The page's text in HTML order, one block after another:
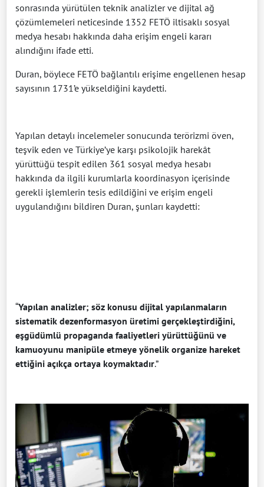
sonrasında yürütülen teknik analizler ve dijital ağ
çözümlemeleri neticesinde 1352 FETÖ iltisaklı sosyal
medya hesabı hakkında daha erişim engeli kararı
alındığını ifade etti.
Duran, böylece FETÖ bağlantılı erişime engellenen hesap
sayısının 1731’e yükseldiğini kaydetti.
Yapılan detaylı incelemeler sonucunda terörizmi öven,
teşvik eden ve Türkiye’ye karşı psikolojik harekât
yürüttüğü tespit edilen 361 sosyal medya hesabı
hakkında da ilgili kurumlarla koordinasyon içerisinde
gerekli işlemlerin tesis edildiğini ve erişim engeli
uygulandığını bildiren Duran, şunları kaydetti:
“Yapılan analizler; söz konusu dijital yapılanmaların
sistematik dezenformasyon üretimi gerçekleştirdiğini,
eşgüdümlü propaganda faaliyetleri yürüttüğünü ve
kamuoyunu manipüle etmeye yönelik organize hareket
ettiğini açıkça ortaya koymaktadır.”